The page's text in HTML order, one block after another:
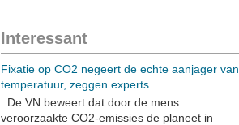
Interessant
Fixatie op CO2 negeert de echte aanjager van
temperatuur, zeggen experts
De VN beweert dat door de mens
veroorzaakte CO2-emissies de planeet in